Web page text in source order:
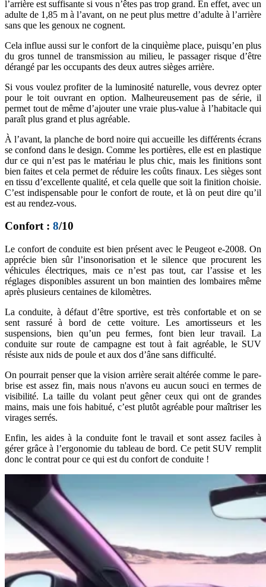
l’arrière est suffisante si vous n’êtes pas trop grand. En effet, avec un
adulte de 1,85 m à l’avant, on ne peut plus mettre d’adulte à l’arrière
sans que les genoux ne cognent.
Cela influe aussi sur le confort de la cinquième place, puisqu’en plus
du gros tunnel de transmission au milieu, le passager risque d’être
dérangé par les occupants des deux autres sièges arrière.
Si vous voulez profiter de la luminosité naturelle, vous devrez opter
pour le toit ouvrant en option. Malheureusement pas de série, il
permet tout de même d’ajouter une vraie plus-value à l’habitacle qui
paraît plus grand et plus agréable.
À l’avant, la planche de bord noire qui accueille les différents écrans
se confond dans le design. Comme les portières, elle est en plastique
dur ce qui n’est pas le matériau le plus chic, mais les finitions sont
bien faites et cela permet de réduire les coûts finaux. Les sièges sont
en tissu d’excellente qualité, et cela quelle que soit la finition choisie.
C’est indispensable pour le confort de route, et là on peut dire qu’il
est au rendez-vous.
Confort : 8/10
Le confort de conduite est bien présent avec le Peugeot e-2008. On
apprécie bien sûr l’insonorisation et le silence que procurent les
véhicules électriques, mais ce n’est pas tout, car l’assise et les
réglages disponibles assurent un bon maintien des lombaires même
après plusieurs centaines de kilomètres.
La conduite, à défaut d’être sportive, est très confortable et on se
sent rassuré à bord de cette voiture. Les amortisseurs et les
suspensions, bien qu’un peu fermes, font bien leur travail. La
conduite sur route de campagne est tout à fait agréable, le SUV
résiste aux nids de poule et aux dos d’âne sans difficulté.
On pourrait penser que la vision arrière serait altérée comme le pare-
brise est assez fin, mais nous n'avons eu aucun souci en termes de
visibilité. La taille du volant peut gêner ceux qui ont de grandes
mains, mais une fois habitué, c’est plutôt agréable pour maîtriser les
virages serrés.
Enfin, les aides à la conduite font le travail et sont assez faciles à
gérer grâce à l’ergonomie du tableau de bord. Ce petit SUV remplit
donc le contrat pour ce qui est du confort de conduite !